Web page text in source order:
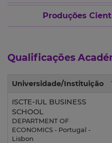
Produções
Qualificações
Universidade/Instituição
ISCTE-IUL BUSINESS
SCHOOL
DEPARTMENT OF
ECONOMICS - Portugal -
Lisbon